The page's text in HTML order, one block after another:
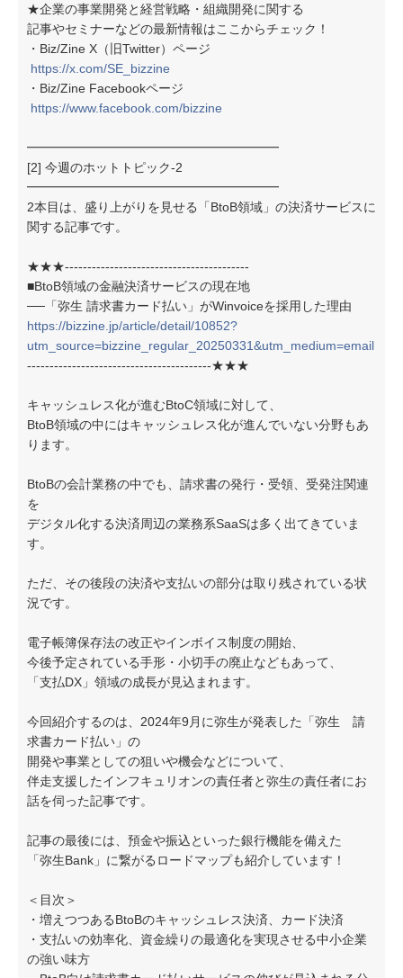
★企業の事業開発と経営戦略・組織開発に関する
記事やセミナーなどの最新情報はここからチェック！
・Biz/Zine X（旧Twitter）ページ
https://x.com/SE_bizzine
・Biz/Zine Facebookページ
https://www.facebook.com/bizzine
━━━━━━━━━━━━━━━━━━━━
[2] 今週のホットトピック-2
━━━━━━━━━━━━━━━━━━━━
2本目は、盛り上がりを見せる「BtoB領域」の決済サービスに
関する記事です。
★★★-----------------------------------------
■BtoB領域の金融決済サービスの現在地
──「弥生 請求書カード払い」がWinvoiceを採用した理由
https://bizzine.jp/article/detail/10852?
utm_source=bizzine_regular_20250331&utm_medium=email
-----------------------------------------★★★
キャッシュレス化が進むBtoC領域に対して、
BtoB領域の中にはキャッシュレス化が進んでいない分野もあ
ります。
BtoBの会計業務の中でも、請求書の発行・受領、受発注関連
を
デジタル化する決済周辺の業務系SaaSは多く出てきていま
す。
ただ、その後段の決済や支払いの部分は取り残されている状
況です。
電子帳簿保存法の改正やインボイス制度の開始、
今後予定されている手形・小切手の廃止などもあって、
「支払DX」領域の成長が見込まれます。
今回紹介するのは、2024年9月に弥生が発表した「弥生 請
求書カード払い」の
開発や事業としての狙いや機会などについて、
伴走支援したインフキュリオンの責任者と弥生の責任者にお
話を伺った記事です。
記事の最後には、預金や振込といった銀行機能を備えた
「弥生Bank」に繋がるロードマップも紹介しています！
＜目次＞
・増えつつあるBtoBのキャッシュレス決済、カード決済
・支払いの効率化、資金繰りの最適化を実現させる中小企業
の強い味方